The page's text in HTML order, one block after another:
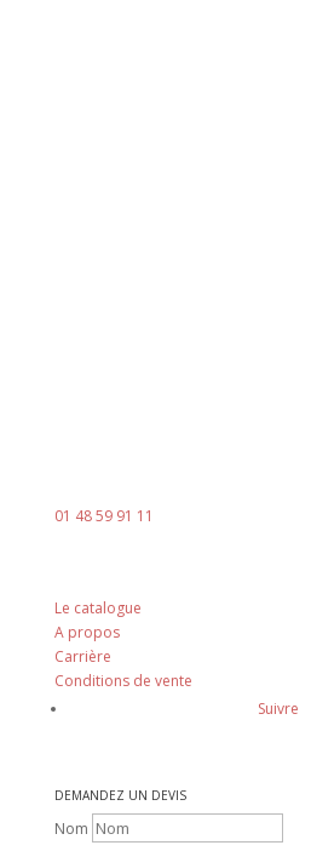
01 48 59 91 11
Le catalogue
A propos
Carrière
Conditions de vente
Suivre
DEMANDEZ UN DEVIS
Nom